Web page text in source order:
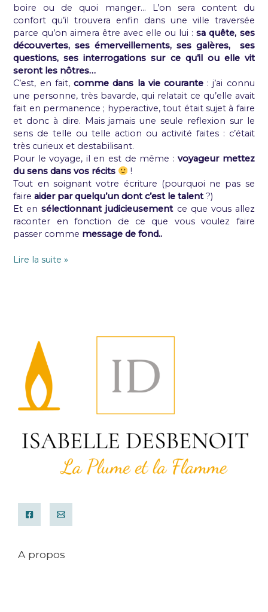
boire ou de quoi manger… L’on sera content du
confort qu’il trouvera enfin dans une ville traversée
parce qu’on aimera être avec elle ou lui : sa quête, ses
découvertes, ses émerveillements, ses galères, ses
questions, ses interrogations sur ce qu’il ou elle vit
seront les nôtres…
C’est, en fait,comme dans la vie courante: j’ai connu
une personne, très bavarde, qui relatait ce qu’elle avait
fait en permanence ; hyperactive, tout était sujet à faire
et donc à dire. Mais jamais une seule reflexion sur le
sens de telle ou telle action ou activité faites : c’était
très curieux et destabilisant.
Pour le voyage, il en est de même :voyageur mettez
du sens dans vos récits
!
Tout en soignant votre écriture (pourquoi ne pas se
faireaider par quelqu’un dont c’est le talent?)
Et ensélectionnant judicieusementce que vous allez
raconter en fonction de ce que vous voulez faire
passer comme message de fond..
Lire la suite »
A propos